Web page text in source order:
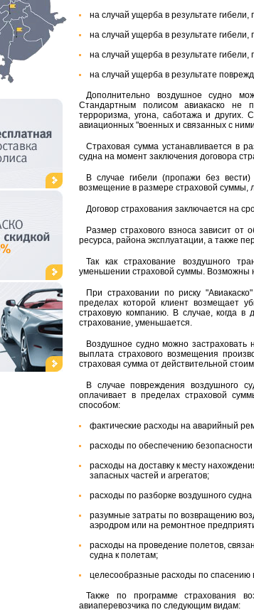
на случай ущерба в результате
на случай ущерба в результате
на случай ущерба в результате гибели,
на случай ущерба в результате
Дополнительно воздушное судно
Стандартным полисом авиакаско не
терроризма, угона, саботажа и других.
авиационных "военных и связанных с ними
Страховая сумма устанавливается в
судна на момент заключения договора
В случае гибели (пропажи без вести)
возмещение в размере страховой суммы,
Договор страхования заключается на
Размер страхового взноса зависит от
ресурса, района эксплуатации, а также
Так как страхование воздушного
уменьшении страховой суммы. Возможны
При страховании по риску
пределах которой клиент возмещает
страховую компанию. В случае, когда
страхование, уменьшается.
Воздушное судно можно застраховать
выплата страхового возмещения
страховая сумма от действительной
В случае повреждения воздушного
оплачивает в пределах страховой
способом:
фактические расходы на аварийный
расходы по обеспечению
расходы на доставку к месту
запасных частей и агрегатов;
расходы по разборке воздушного
разумные затраты по возвращению
аэродром или на ремонтное
расходы на проведение полетов,
судна к полетам;
целесообразные расходы по спасению
Также по программе страхования
авиаперевозчика по следующим видам: